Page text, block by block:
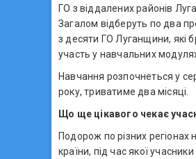
ГО з віддалених районів
Загалом відберуть по два
з десяти ГО Луганщини, які
участь у навчальних
Навчання розпочнеться у
року, триватиме два місяці.
Що ще цікавого чекає
Подорож по різних регіонах
країни, під час якої учасники